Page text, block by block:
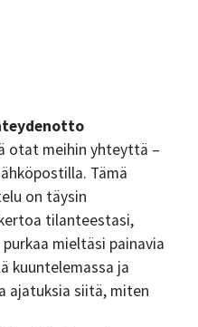
otat meihin yhteyttä –
Tämä
on täysin
tilanteestasi,
mieltäsi painavia
kuuntelemassa ja
ajatuksia siitä, miten